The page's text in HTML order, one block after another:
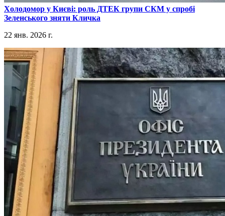
​Холодомор у Києві: роль ДТЕК групи СКМ у спробі
Зеленського зняти Кличка
22 янв. 2026 г.